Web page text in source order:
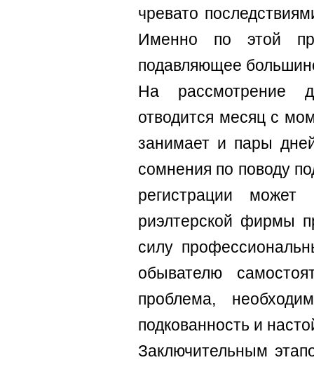
чревато
Именно по этой
подавляющее
На рассмотрение
отводится месяц с
занимает и пары
сомнения по поводу
регистрации может
риэлтерской фирмы
силу
обывателю
проблема,
подкованность и
Заключительным